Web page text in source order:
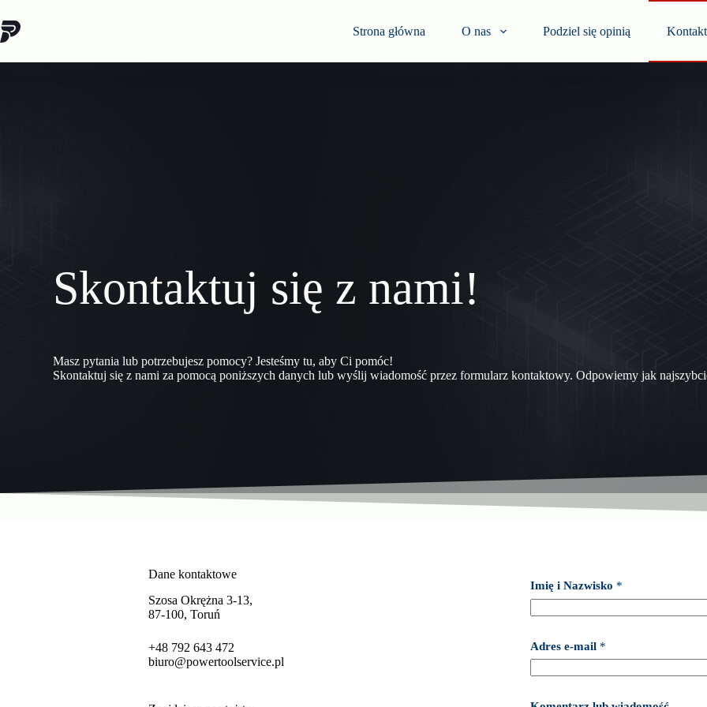
do
treści
Strona główna O nas Podziel się opinią Kontakt
Skontaktuj się z nami!
Masz pytania lub potrzebujesz pomocy? Jesteśmy tu, aby Ci pomóc!
Skontaktuj się z nami za pomocą poniższych danych lub wyślij wiadomość przez formularz kontaktowy. Odpowiemy jak
Dane kontaktowe
Szosa Okrężna 3-13,
87-100, Toruń
+48 792 643 472
biuro@powertoolservice.pl
i
a
d
m
o
Imię i Nazwisko *
Adres e-mail *